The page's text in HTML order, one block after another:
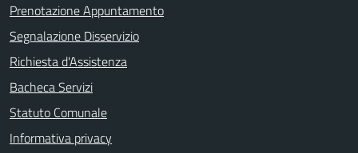
Prenotazione Appuntamento
Segnalazione Disservizio
Richiesta d'Assistenza
Bacheca Servizi
Statuto Comunale
Informativa privacy